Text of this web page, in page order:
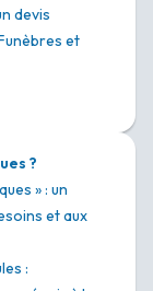
devis
et
?
» : un
et aux
: